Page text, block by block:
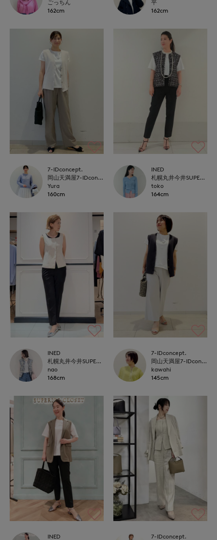
ごっちん
162cm
平
162cm
7-IDconcept.
岡山天満屋7-IDconcept.
Yura
160cm
INED
札幌丸井今井SUPERIOR CLOSET
toko
164cm
INED
札幌丸井今井SUPERIOR CLOSET
nao
168cm
7-IDconcept.
岡山天満屋7-IDconcept.
kawahi
145cm
INED
7-IDconcept.